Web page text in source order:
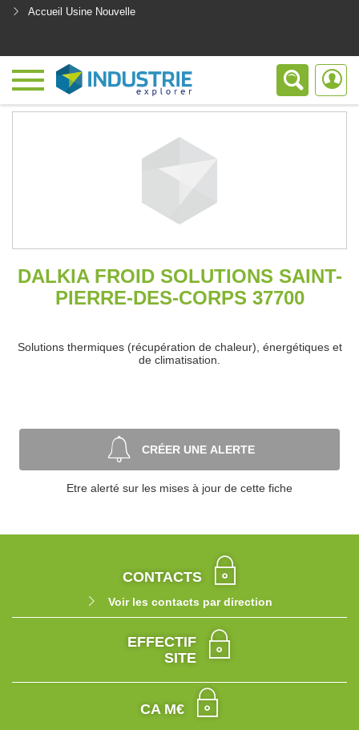
Accueil Usine Nouvelle
DALKIA FROID SOLUTIONS SAINT-
PIERRE-DES-CORPS 37700
Solutions thermiques (récupération de chaleur), énergétiques et
de climatisation.
CRÉER UNE ALERTE
Etre alerté sur les mises à jour de cette fiche
CONTACTS
Voir les contacts par direction
EFFECTIF
SITE
CA M€